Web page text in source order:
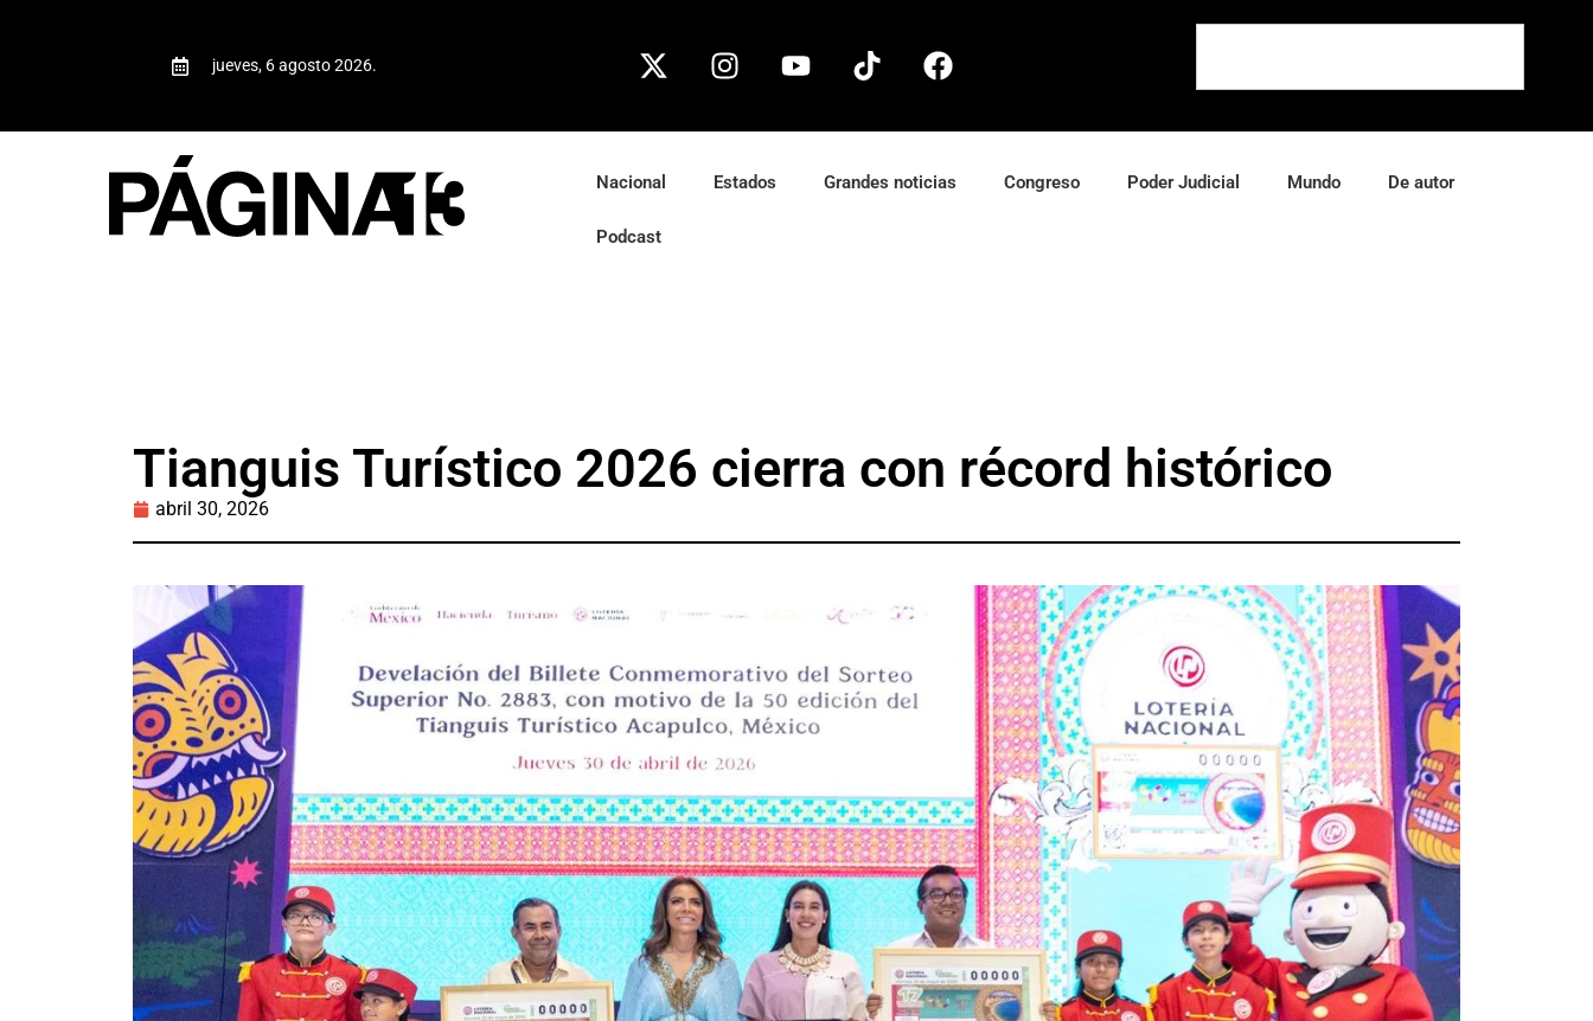
jueves, 6 agosto 2026.
Nacional Estados Grandes noticias Congreso Poder Judicial Mundo De autor
Podcast
Tianguis Turístico 2026 cierra con récord histórico
abril 30, 2026